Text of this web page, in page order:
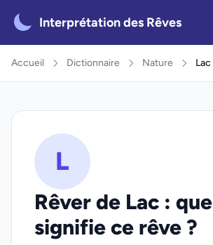
Interprétation des Rêves
Accueil Dictionnaire Nature Lac
L
Rêver de Lac : que
signifie ce rêve ?